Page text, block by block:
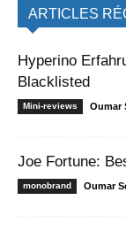
ARTICLES
Hyperino
Blacklisted
Mini-reviews Oumar
Joe Fortune:
monobrand Oumar